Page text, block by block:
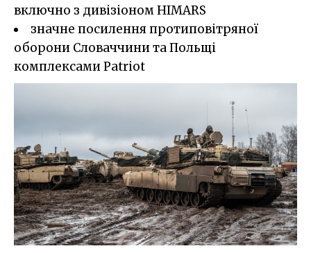
включно з дивізіоном HIMARS
значне посилення протиповітряної
оборони Словаччини та Польщі
комплексами Patriot